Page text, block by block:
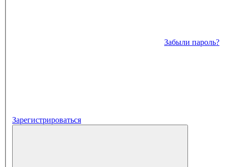
Забыли пароль?
Зарегистрироваться